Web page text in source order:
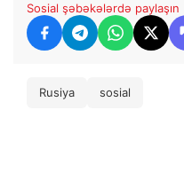
Sosial şəbəkələrdə paylaşın
Rusiya sosial